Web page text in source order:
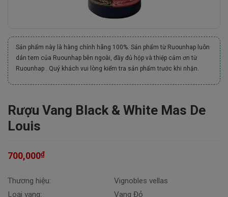
Sản phẩm này là hàng chính hãng 100%. Sản phẩm từ Ruounhap luôn
dán tem của Ruounhap bên ngoài, đầy đủ hộp và thiệp cảm ơn từ
Ruounhap . Quý khách vui lòng kiểm tra sản phẩm trước khi nhận.
Rượu Vang Black & White Mas De
Louis
700,000₫
Thương hiệu:
Loại vang:
Vignobles vellas
Vang Đỏ